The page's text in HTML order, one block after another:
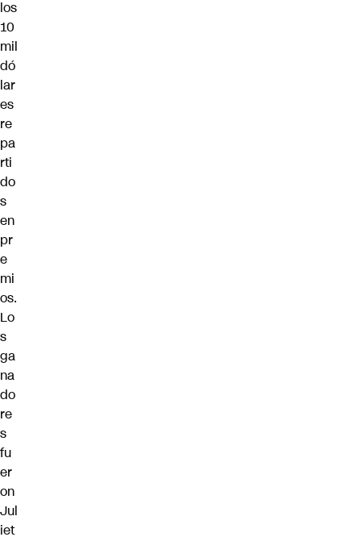
los
10
mil
dó
lar
es
re
pa
rti
do
s
en
pr
e
mi
os.
Lo
s
ga
na
do
re
s
fu
er
on
Jul
iet